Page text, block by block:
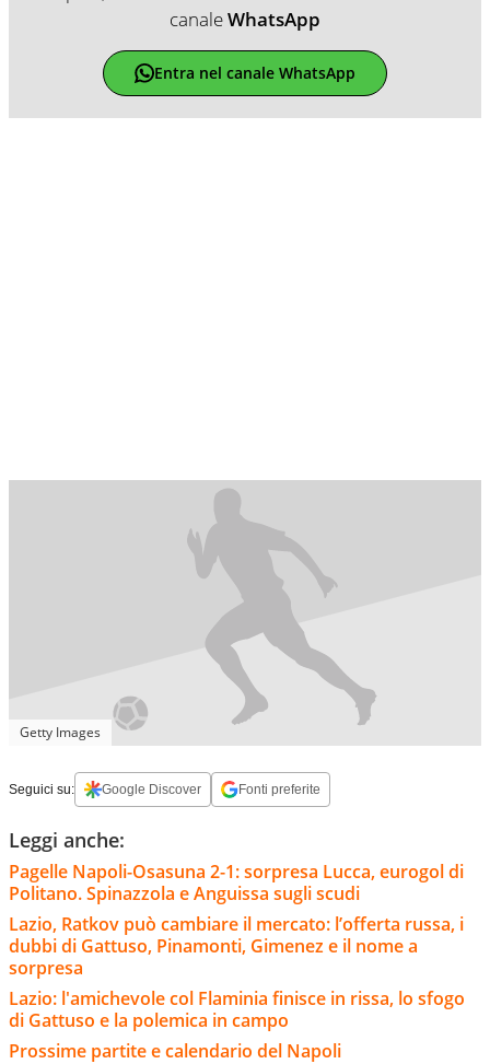
canaleWhatsApp
Entra nel canale WhatsApp
Getty Images
Seguici su: Google Discover Fonti preferite
Leggi anche:
Pagelle Napoli-Osasuna 2-1: sorpresa Lucca, eurogol di
Politano. Spinazzola e Anguissa sugli scudi
Lazio, Ratkov può cambiare il mercato: l’offerta russa, i
dubbi di Gattuso, Pinamonti, Gimenez e il nome a
sorpresa
Lazio: l'amichevole col Flaminia finisce in rissa, lo sfogo
di Gattuso e la polemica in campo
Prossime partite e calendario del Napoli